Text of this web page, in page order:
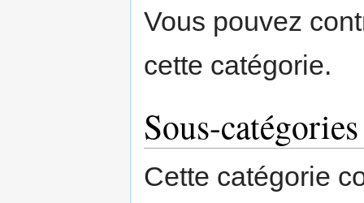
Vous pouvez
cette catégorie.
Sous-catégories
Cette catégorie